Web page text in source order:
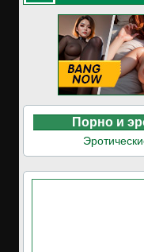
Порно и